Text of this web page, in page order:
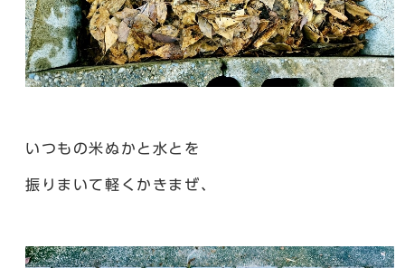
いつもの米ぬかと水とを
振りまいて軽くかきまぜ、